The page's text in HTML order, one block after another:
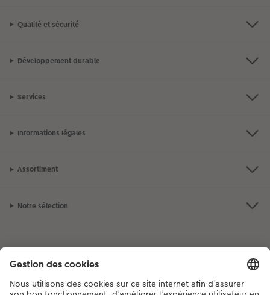
Qualité et sécurité
Développement durable
Services
Informations légales
Assortiment
Notre sélection